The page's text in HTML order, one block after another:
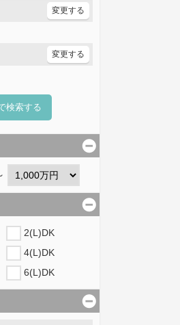
変更する
変更する
検索する
2(L)DK
4(L)DK
6(L)DK